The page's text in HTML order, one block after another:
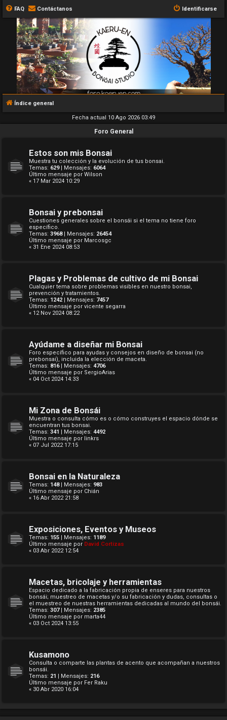
FAQ Contáctanos Identificarse
Índice general
Fecha actual 10 Ago 2026 03:49
Foro General
Estos son mis Bonsai
Muestra tu colección y la evolución de tus bonsai.
Temas: 629| Mensajes: 6064
Último mensaje por Wilson
« 17 Mar 2024 10:29
Bonsai y prebonsai
Cuestiones generales sobre el bonsái si el tema no tiene foro
específico.
Temas: 3968| Mensajes: 26454
Último mensaje por Marcosgc
« 31 Ene 2024 08:53
Plagas y Problemas de cultivo de mi Bonsai
Cualquier tema sobre problemas visibles en nuestro bonsai,
prevención y tratamientos.
Temas: 1242 | Mensajes: 7457
Último mensaje por vicente segarra
« 12 Nov 2024 08:22
Ayúdame a diseñar mi Bonsai
Foro específico para ayudas y consejos en diseño de bonsai (no
prebonsai), incluida la elección de maceta.
Temas: 816| Mensajes: 4706
Último mensaje por SergioArias
« 04 Oct 2024 14:33
Mi Zona de Bonsái
Muestra o consulta cómo es o cómo construyes el espacio dónde se
encuentran tus bonsai.
Temas: 341 | Mensajes: 4492
Último mensaje por linkrs
« 07 Jul 2022 17:15
Bonsai en la Naturaleza
Temas: 148| Mensajes: 983
Último mensaje por Chián
« 16 Abr 2022 21:58
Exposiciones, Eventos y Museos
Temas: 155 | Mensajes: 1189
Último mensaje por David Cortizas
« 03 Abr 2022 12:54
Macetas, bricolaje y herramientas
Espacio dedicado a la fabricación propia de enseres para nuestros
bonsái; muestreo de macetas y/o su fabricación y dudas, consultas o
el muestreo de nuestras herramientas dedicadas al mundo del bonsái.
Temas: 307| Mensajes: 2385
Último mensaje por marta44
« 03 Oct 2024 13:55
Kusamono
Consulta o comparte las plantas de acento que acompañan a nuestros
bonsái.
Temas: 21 | Mensajes: 216
Último mensaje por Fer Raku
« 30 Abr 2020 16:04